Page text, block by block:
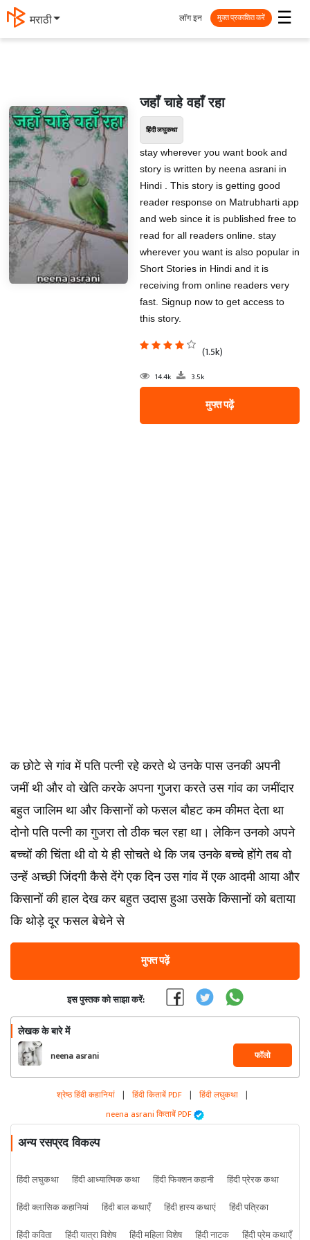
मराठी ☰
लॉग इन मुक्त प्रकाशित करें
जहाँ चाहे वहाँ रहा
हिंदी लघुकथा
stay wherever you want book and
story is written by neena asrani in
Hindi . This story is getting good
reader response on Matrubharti app
and web since it is published free to
read for all readers online. stay
wherever you want is also popular in
Short Stories in Hindi and it is
receiving from online readers very
fast. Signup now to get access to
this story.
(1.5k)
14.4k 3.5k
मुफ्त पढ़ें
क छोटे से गांव में पति पत्नी रहे करते थे उनके पास उनकी अपनी
जमीं थी और वो खेति करके अपना गुजरा करते उस गांव का जमींदार
बहुत जालिम था और किसानों को फसल बौहट कम कीमत देता था
दोनो पति पत्नी का गुजरा तो ठीक चल रहा था। लेकिन उनको अपने
बच्चों की चिंता थी वो ये ही सोचते थे कि जब उनके बच्चे होंगे तब वो
उन्हें अच्छी जिंदगी कैसे देंगे एक दिन उस गांव में एक आदमी आया और
किसानों की हाल देख कर बहुत उदास हुआ उसके किसानों को बताया
कि थोड़े दूर फसल बेचेने से
मुफ्त पढ़ें
इस पुस्तक को साझा करें:
लेखक के बारे में
neena asrani फॉलो
श्रेष्ठ हिंदी कहानियां | हिंदी किताबें PDF | हिंदी लघुकथा |
neena asrani किताबें PDF
अन्य रसप्रद विकल्प
हिंदी लघुकथा हिंदी आध्यात्मिक कथा हिंदी फिक्शन कहानी
हिंदी प्रेरक कथा
हिंदी क्लासिक कहानियां
हिंदी बाल कथाएँ हिंदी हास्य कथाएं
हिंदी पत्रिका
हिंदी कविता
हिंदी यात्रा विशेष हिंदी महिला विशेष हिंदी नाटक हिंदी प्रेम कथाएँ